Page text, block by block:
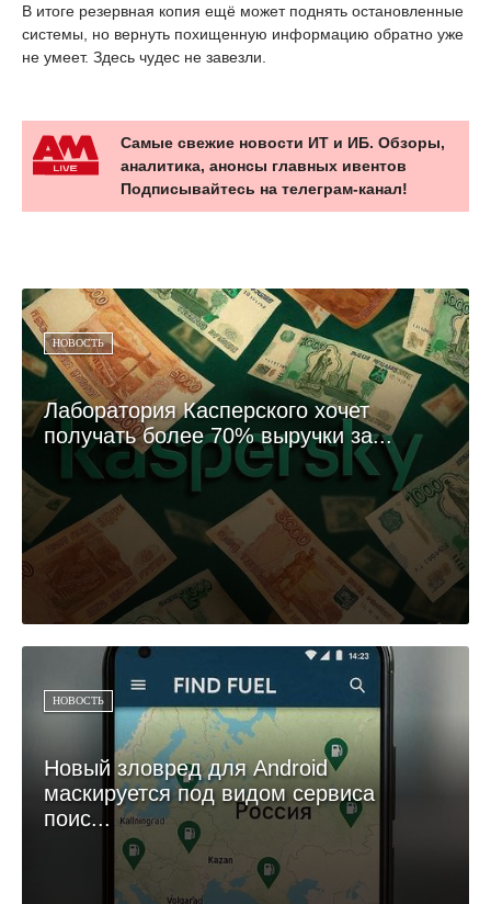
В итоге резервная копия ещё может поднять остановленные
системы, но вернуть похищенную информацию обратно уже
не умеет. Здесь чудес не завезли.
Самые свежие новости ИТ и ИБ. Обзоры,
аналитика, анонсы главных ивентов
Подписывайтесь на телеграм-канал!
НОВОСТЬ
Лаборатория Касперского хочет
получать более 70% выручки за...
НОВОСТЬ
Новый зловред для Android
маскируется под видом сервиса
поис...